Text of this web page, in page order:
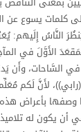
كلمات يسوع عن
النَّاسُ إِلَيهم:
الأَوَّلَ في
السَّاحات، وأَن
لأَنَّ لَكم
بأعراض هذه
يكون له